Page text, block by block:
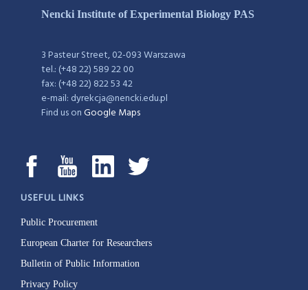
Nencki Institute of Experimental Biology PAS
3 Pasteur Street, 02-093 Warszawa
tel.: (+48 22) 589 22 00
fax: (+48 22) 822 53 42
e-mail: dyrekcja@nencki.edu.pl
Find us onGoogle Maps
USEFUL LINKS
Public Procurement
European Charter for Researchers
Bulletin of Public Information
Privacy Policy